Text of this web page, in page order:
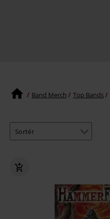
Band Merch Top Bands